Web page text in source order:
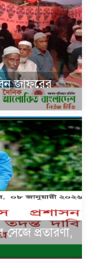
জাফরের
সেজে প্রতারণা,